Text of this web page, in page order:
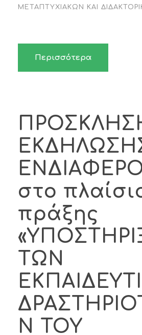
ΜΕΤΑΠΤΥΧΙΑΚΏΝ ΚΑΙ
Περισσότερα
στο
πράξης
ΤΩΝ
Ν ΤΟΥ